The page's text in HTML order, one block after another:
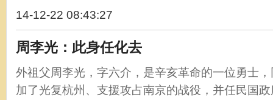
14-12-22 08:43:27
周李光：此身任化去
外祖父周李光，字六介，是辛亥革命的一位勇士
加了光复杭州、支援攻占南京的战役，并任民国